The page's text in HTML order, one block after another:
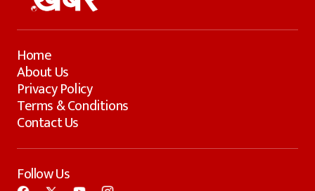
Home
About Us
Privacy Policy
Terms & Conditions
Contact Us
Follow Us